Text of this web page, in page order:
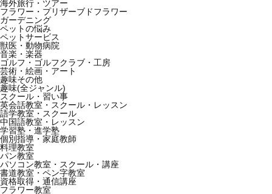
海外旅行・ツアー
フラワー・プリザーブドフラワー
ガーデニング
ペットの悩み
ペットサービス
獣医・動物病院
音楽・楽器
ゴルフ・ゴルフクラブ・工房
芸術・絵画・アート
趣味その他
趣味(全ジャンル)
スクール・習い事
英会話教室・スクール・レッスン
語学教室・スクール
中国語教室・レッスン
学習塾・進学塾
個別指導・家庭教師
料理教室
パン教室
パソコン教室・スクール・講座
書道教室・ペン字教室
資格取得・通信講座
フラワー教室